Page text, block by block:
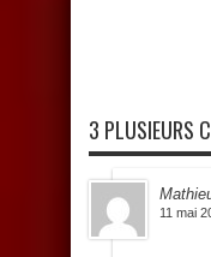
3 PLUSIEURS
11 mai